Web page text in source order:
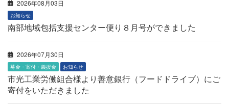
2026年08月03日
お知らせ
南部地域包括支援センター便り８月号ができました
2026年07月30日
募金・寄付・義援金 お知らせ
市光工業労働組合様より善意銀行（フードドライブ）にご
寄付をいただきました